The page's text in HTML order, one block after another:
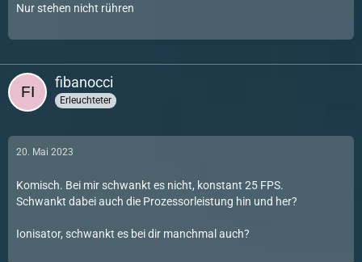
Nur stehen nicht rühren
fibanocci
Erleuchteter
20. Mai 2023
Komisch. Bei mir schwankt es nicht, konstant 25 FPS.
Schwankt dabei auch die Prozessorleistung hin und her?
Ionisator, schwankt es bei dir manchmal auch?